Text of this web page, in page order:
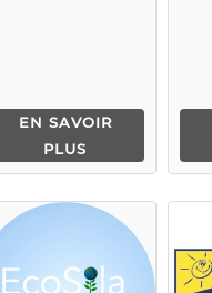
EN SAVOIR
PLUS